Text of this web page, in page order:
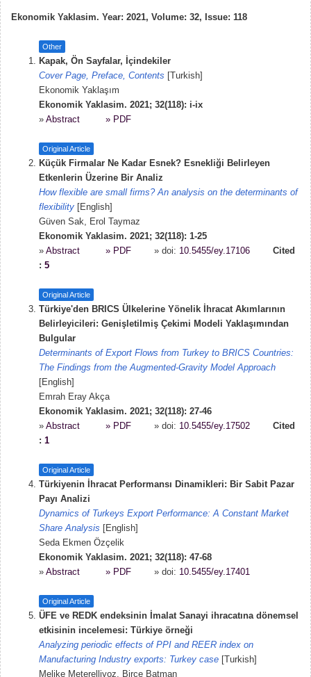
Ekonomik Yaklasim. Year: 2021, Volume: 32, Issue: 118
Other
Kapak, Ön Sayfalar, İçindekiler
Cover Page, Preface, Contents [Turkish]
Ekonomik Yaklaşım
Ekonomik Yaklasim. 2021; 32(118): i-ix
» Abstract » PDF
Original Article
Küçük Firmalar Ne Kadar Esnek? Esnekliği Belirleyen
Etkenlerin Üzerine Bir Analiz
How flexible are small firms? An analysis on the determinants of
flexibility [English]
Güven Sak, Erol Taymaz
Ekonomik Yaklasim. 2021; 32(118): 1-25
» Abstract » PDF » doi: 10.5455/ey.17106
Cited
: 5
Original Article
Türkiye'den BRICS Ülkelerine Yönelik İhracat Akımlarının
Belirleyicileri: Genişletilmiş Çekimi Modeli Yaklaşımından
Bulgular
Determinants of Export Flows from Turkey to BRICS Countries:
The Findings from the Augmented-Gravity Model Approach
[English]
Emrah Eray Akça
Ekonomik Yaklasim. 2021; 32(118): 27-46
» Abstract » PDF » doi: 10.5455/ey.17502
Cited
: 1
Original Article
Türkiyenin İhracat Performansı Dinamikleri: Bir Sabit Pazar
Payı Analizi
Dynamics of Turkeys Export Performance: A Constant Market
Share Analysis [English]
Seda Ekmen Özçelik
Ekonomik Yaklasim. 2021; 32(118): 47-68
» Abstract » PDF » doi: 10.5455/ey.17401
Original Article
ÜFE ve REDK endeksinin İmalat Sanayi ihracatına dönemsel
etkisinin incelemesi: Türkiye örneği
Analyzing periodic effects of PPI and REER index on
Manufacturing Industry exports: Turkey case [Turkish]
Melike Meterelliyoz, Birce Batman